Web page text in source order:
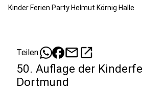
Kinder Ferien Party Helmut Körnig Halle
Teilen: mailopen_in_new
50. Auflage der
Dortmund